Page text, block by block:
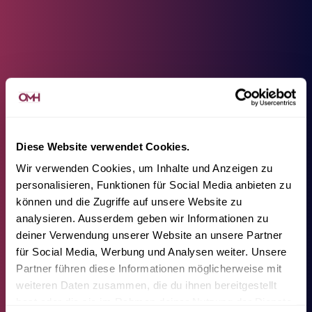
Diese Website verwendet Cookies.
Wir verwenden Cookies, um Inhalte und Anzeigen zu
personalisieren, Funktionen für Social Media anbieten zu
können und die Zugriffe auf unsere Website zu
analysieren. Ausserdem geben wir Informationen zu
deiner Verwendung unserer Website an unsere Partner
für Social Media, Werbung und Analysen weiter. Unsere
Partner führen diese Informationen möglicherweise mit
weiteren Daten zusammen, die du ihnen bereitgestellt